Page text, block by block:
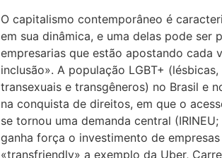
O capitalismo contemporâneo é
em sua dinâmica, e uma delas pode ser
empresarias que estão apostando cada
inclusão». A população LGBT+
transexuais e transgêneros) no Brasil e
na conquista de direitos, em que o
se tornou uma demanda central
ganha força o investimento de
«transfriendly» a exemplo da Uber,